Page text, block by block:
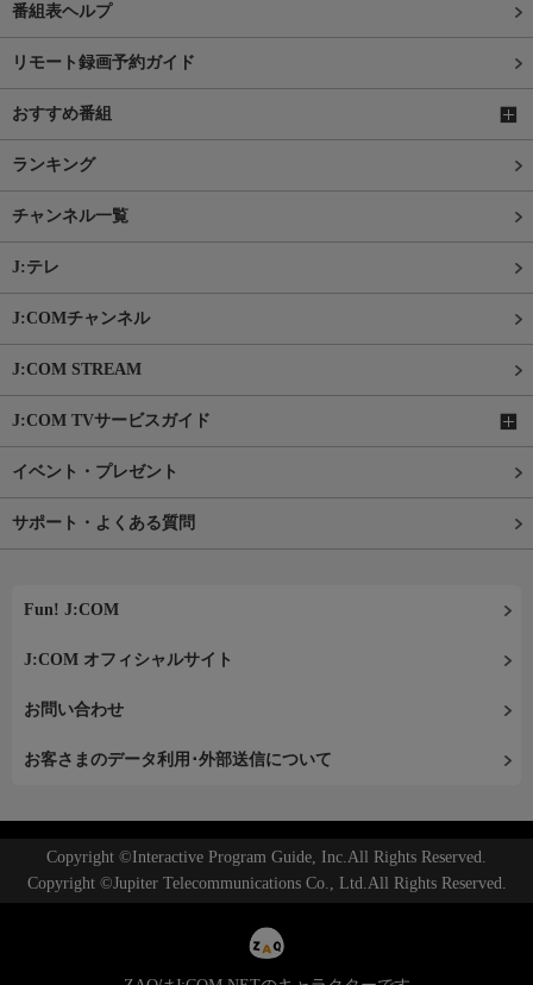
番組表ヘルプ
リモート録画予約ガイド
おすすめ番組
ランキング
チャンネル一覧
J:テレ
J:COMチャンネル
J:COM STREAM
J:COM TVサービスガイド
イベント・プレゼント
サポート・よくある質問
Fun! J:COM
J:COM オフィシャルサイト
お問い合わせ
お客さまのデータ利用･外部送信について
Copyright ©Interactive Program Guide, Inc.All Rights Reserved.
Copyright ©Jupiter Telecommunications Co., Ltd.All Rights Reserved.